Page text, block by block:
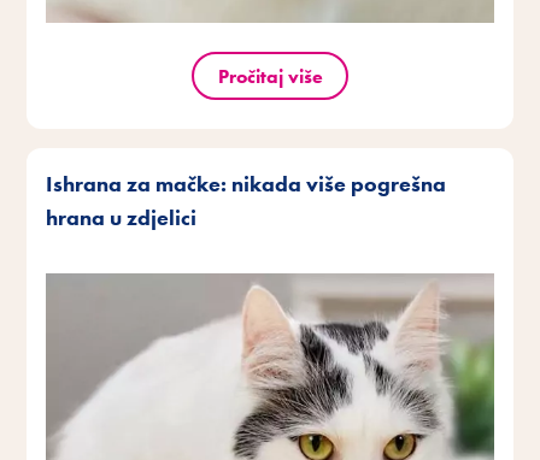
Pročitaj više
Ishrana za mačke: nikada više pogrešna
hrana u zdjelici